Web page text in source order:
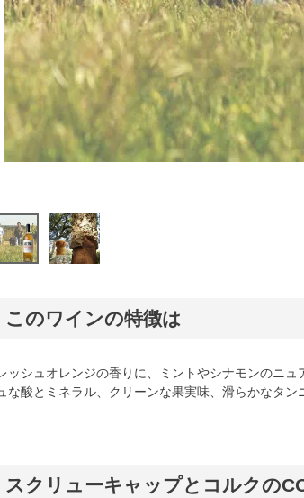
このワインの特徴は
ッシュオレンジの香りに、ミントやシナモンのニュ
な酸とミネラル、クリーンな果実味、滑らかなタン
スクリューキャップとコルクの